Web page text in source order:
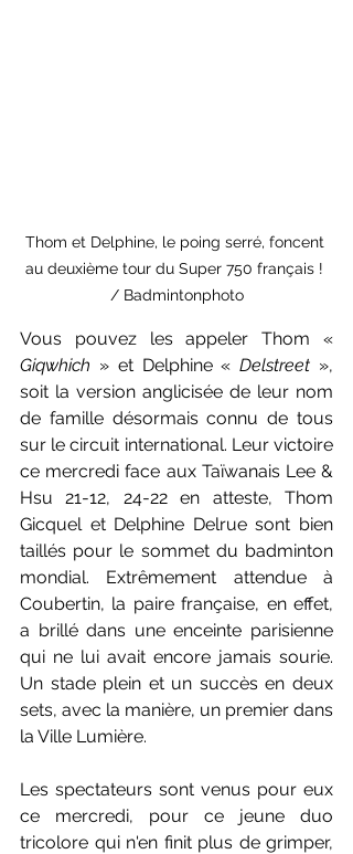
Thom et Delphine, le poing serré, foncent
au deuxième tour du Super 750 français !
/ Badmintonphoto
Vous pouvez les appeler
Giqwhich » et Delphine « Delstreet »,
soit la version anglicisée de leur nom
de famille désormais connu de tous
sur le circuit international. Leur victoire
ce mercredi face aux Taïwanais Lee &
Hsu 21-12, 24-22 en atteste, Thom
Gicquel et Delphine Delrue sont bien
taillés pour le sommet du badminton
mondial. Extrêmement attendue à
Coubertin, la paire française, en effet,
a brillé dans une enceinte parisienne
qui ne lui avait encore jamais sourie.
Un stade plein et un succès en deux
sets, avec la manière, un premier dans
la Ville Lumière.
Les spectateurs sont venus pour eux
ce mercredi, pour ce jeune duo
tricolore qui n'en finit plus de grimper,